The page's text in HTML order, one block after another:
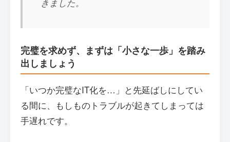
きました。
完璧を求めず、まずは「小さな一歩」を踏み
出しましょう
「いつか完璧なIT化を…」と先延ばしにしてい
る間に、もしものトラブルが起きてしまっては
手遅れです。